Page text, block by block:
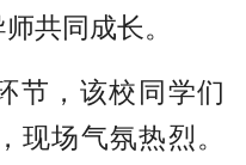
共同成长。
节，该校同学们
现场气氛热烈。